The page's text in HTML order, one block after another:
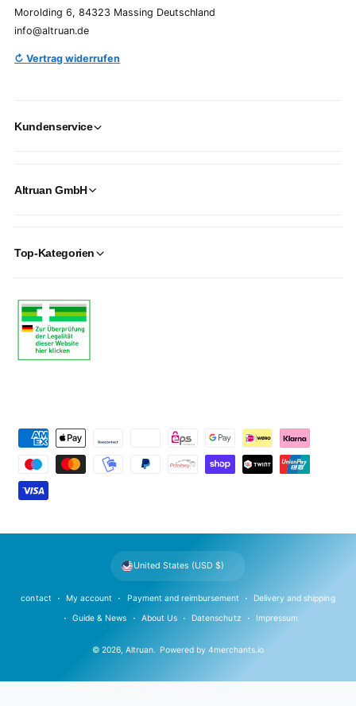
Morolding 6, 84323 Massing Deutschland
info@altruan.de
↻ Vertrag widerrufen
Kundenservice
Altruan GmbH
Top-Kategorien
m
n
© 2026,Altruan. Powered by 4merchants.io
contact My account Payment and reimbursement Delivery and shipping
Guide & News About Us Datenschutz Impressum
United States (USD $)